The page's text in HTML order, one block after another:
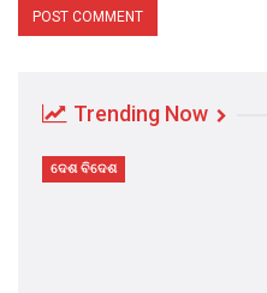
Trending Now
ଦେଶ ବିଦେଶ